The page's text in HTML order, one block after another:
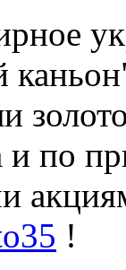
и по
!